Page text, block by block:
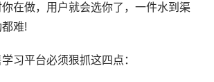
你在做，用户就会选你了，一件水到渠
难!
习平台必须狠抓这四点：